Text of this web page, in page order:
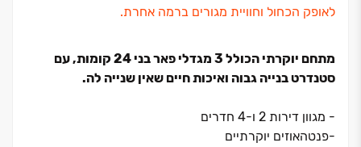
לאופק הכחול וחוויית מגורים ברמה אחרת.
מתחם יוקרתי הכולל ‏3 מגדלי פאר בני ‏24 קומות, עם
סטנדרט בנייה גבוה ואיכות חיים שאין שנייה לה.
‏- מגוון דירות ‏2 ו‏-‏4 חדרים
‏-פנטהאוזים יוקרתיים